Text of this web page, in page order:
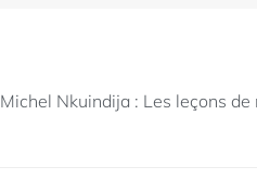
Michel Nkuindija : Les leçons